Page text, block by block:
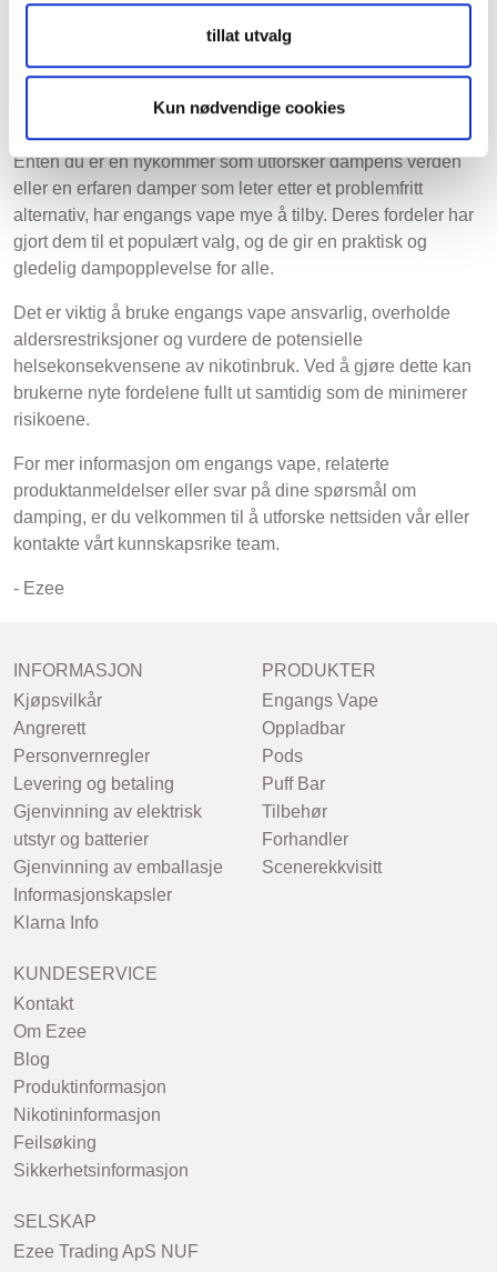
tillat utvalg
Kun nødvendige cookies
Oppsummert tilbyr engangs vape en uovertruffen
praktiskhet, bærbarhet, smaksmangfold og nikotinkontroll.
De fungerer som en kostnadseffektiv inngangsport til
overholdelse av damperegler.
Enten du er en nykommer som utforsker dampens verden
eller en erfaren damper som leter etter et problemfritt
alternativ, har engangs vape mye å tilby. Deres fordeler har
gjort dem til et populært valg, og de gir en praktisk og
gledelig dampopplevelse for alle.
Det er viktig å bruke engangs vape ansvarlig, overholde
aldersrestriksjoner og vurdere de potensielle
helsekonsekvensene av nikotinbruk. Ved å gjøre dette kan
brukerne nyte fordelene fullt ut samtidig som de minimerer
risikoene.
For mer informasjon om engangs vape, relaterte
produktanmeldelser eller svar på dine spørsmål om
damping, er du velkommen til å utforske nettsiden vår eller
kontakte vårt kunnskapsrike team.
- Ezee
INFORMASJON
Kjøpsvilkår
Angrerett
Personvernregler
Levering og betaling
Gjenvinning av elektrisk
utstyr og batterier
Gjenvinning av emballasje
Informasjonskapsler
Klarna Info
PRODUKTER
Engangs Vape
Oppladbar
Pods
Puff Bar
Tilbehør
Forhandler
Scenerekkvisitt
KUNDESERVICE
Kontakt
Om Ezee
Blog
Produktinformasjon
Nikotininformasjon
Feilsøking
Sikkerhetsinformasjon
SELSKAP
Ezee Trading ApS NUF